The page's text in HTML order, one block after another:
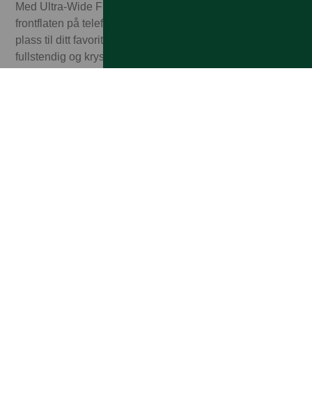
Med Ultra-Wide Fit dekker skjermbeskytteren hele
frontflaten på telefonen din, samtidig som du fortsatt har
plass til ditt favoritt deksel. Skjermbeskytteren gir en
fullstendig og krystallklar visning av skjermen din.